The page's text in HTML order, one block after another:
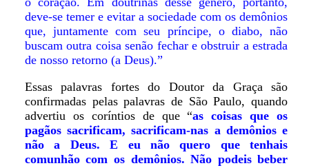
deve-se temer e evitar a sociedade com os demônios
que, juntamente com seu príncipe, o diabo, não
buscam outra coisa senão fechar e obstruir a estrada
de nosso retorno (a Deus).”
Essas palavras fortes do Doutor da Graça são
confirmadas pelas palavras de São Paulo, quando
advertiu os coríntios de que “as coisas que os
pagãos sacrificam, sacrificam-nas a demônios e
não a Deus. E eu não quero que tenhais
comunhão com os demônios. Não podeis beber